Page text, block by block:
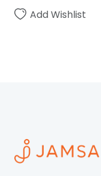
Add Wishlist